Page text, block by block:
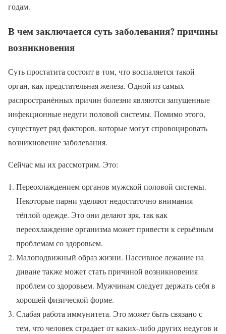
годам.
В чем заключается суть заболевания? причины
возникновения
Суть простатита состоит в том, что воспаляется такой
орган, как предстательная железа. Одной из самых
распространённых причин болезни являются запущенные
инфекционные недуги половой системы. Помимо этого,
существует ряд факторов, которые могут спровоцировать
возникновение заболевания.
Сейчас мы их рассмотрим. Это:
Переохлаждением органов мужской половой системы.
Некоторые парни уделяют недостаточно внимания
тёплой одежде. Это они делают зря, так как
переохлаждение организма может привести к серьёзным
проблемам со здоровьем.
Малоподвижный образ жизни. Пассивное лежание на
диване также может стать причиной возникновения
проблем со здоровьем. Мужчинам следует держать себя в
хорошей физической форме.
Слабая работа иммунитета. Это может быть связано с
тем, что человек страдает от каких-либо других недугов и